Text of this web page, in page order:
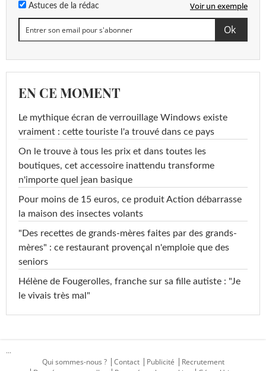
Astuces de la rédac Voir un exemple
EN CE MOMENT
Le mythique écran de verrouillage Windows existe
vraiment : cette touriste l'a trouvé dans ce pays
On le trouve à tous les prix et dans toutes les
boutiques, cet accessoire inattendu transforme
n'importe quel jean basique
Pour moins de 15 euros, ce produit Action débarrasse
la maison des insectes volants
"Des recettes de grands-mères faites par des grands-
mères" : ce restaurant provençal n'emploie que des
seniors
Hélène de Fougerolles, franche sur sa fille autiste : "Je
le vivais très mal"
...
Qui sommes-nous ?
Contact Publicité
Recrutement